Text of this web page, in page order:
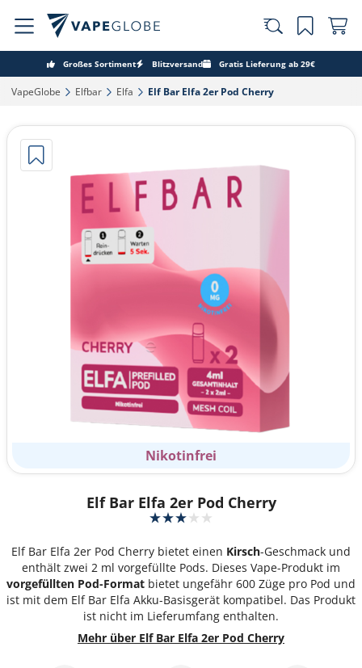
Großes Sortiment Blitzversand Gratis Lieferung ab 29€
VapeGlobe‎ Elfbar‎ Elfa‎ Elf Bar Elfa 2er Pod Cherry‎
Nikotinfrei
Elf Bar Elfa 2er Pod Cherry
Elf Bar Elfa 2er Pod Cherry bietet einen Kirsch-Geschmack und
enthält zwei 2 ml vorgefüllte Pods. Dieses Vape-Produkt im
vorgefüllten Pod-Format bietet ungefähr 600 Züge pro Pod und
ist mit dem Elf Bar Elfa Akku-Basisgerät kompatibel. Das Produkt
ist nicht im Lieferumfang enthalten.
Mehr über Elf Bar Elfa 2er Pod Cherry